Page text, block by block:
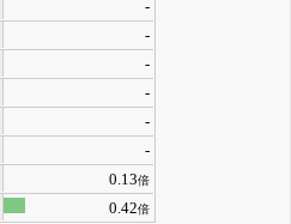
-
-
-
-
-
-
0.13倍
0.42倍